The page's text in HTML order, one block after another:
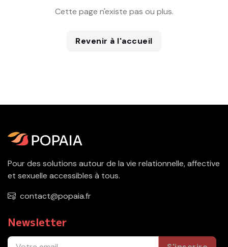
Cette page n'existe pas ou plus.
Revenir à l'accueil
Pour des solutions autour de la vie relationnelle, affective
et sexuelle accessibles à tous.
contact@popaia.fr
Newsletter